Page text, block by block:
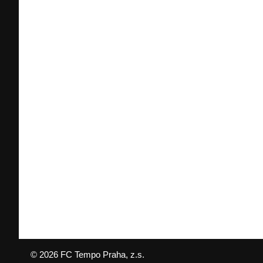
© 2026 FC Tempo Praha, z.s.